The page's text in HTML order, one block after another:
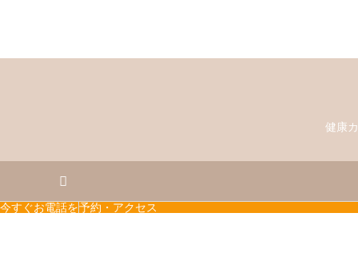
健康
今すぐお電話を予約・アクセス